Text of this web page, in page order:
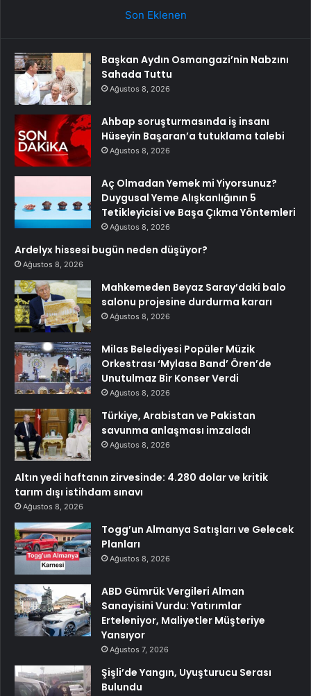
Son Eklenen
Başkan Aydın Osmangazi’nin Nabzını
Sahada Tuttu
Ağustos 8, 2026
Ahbap soruşturmasında iş insanı
Hüseyin Başaran’a tutuklama talebi
Ağustos 8, 2026
Aç Olmadan Yemek mi Yiyorsunuz?
Duygusal Yeme Alışkanlığının 5
Tetikleyicisi ve Başa Çıkma Yöntemleri
Ağustos 8, 2026
Ardelyx hissesi bugün neden düşüyor?
Ağustos 8, 2026
Mahkemeden Beyaz Saray’daki balo
salonu projesine durdurma kararı
Ağustos 8, 2026
Milas Belediyesi Popüler Müzik
Orkestrası ‘Mylasa Band’ Ören’de
Unutulmaz Bir Konser Verdi
Ağustos 8, 2026
Türkiye, Arabistan ve Pakistan
savunma anlaşması imzaladı
Ağustos 8, 2026
Altın yedi haftanın zirvesinde: 4.280 dolar ve kritik
tarım dışı istihdam sınavı
Ağustos 8, 2026
Togg’un Almanya Satışları ve Gelecek
Planları
Ağustos 8, 2026
ABD Gümrük Vergileri Alman
Sanayisini Vurdu: Yatırımlar
Erteleniyor, Maliyetler Müşteriye
Yansıyor
Ağustos 7, 2026
Şişli’de Yangın, Uyuşturucu Serası
Bulundu